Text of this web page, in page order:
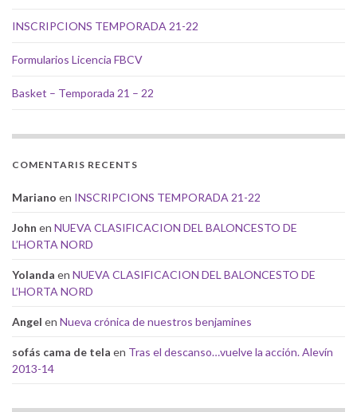
INSCRIPCIONS TEMPORADA 21-22
Formularios Licencia FBCV
Basket – Temporada 21 – 22
COMENTARIS RECENTS
Mariano en INSCRIPCIONS TEMPORADA 21-22
John en NUEVA CLASIFICACION DEL BALONCESTO DE
L’HORTA NORD
Yolanda en NUEVA CLASIFICACION DEL BALONCESTO DE
L’HORTA NORD
Angel en Nueva crónica de nuestros benjamines
sofás cama de tela en Tras el descanso…vuelve la acción. Alevín
2013-14